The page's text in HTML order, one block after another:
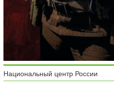
Национальный центр России